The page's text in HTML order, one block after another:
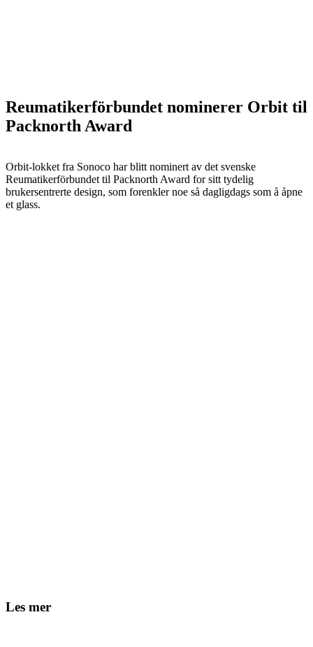
Reumatikerförbundet nominerer Orbit til
Packnorth Award
Orbit-lokket fra Sonoco har blitt nominert av det svenske
Reumatikerförbundet til Packnorth Award for sitt tydelig
brukersentrerte design, som forenkler noe så dagligdags som å åpne
et glass.
Les mer